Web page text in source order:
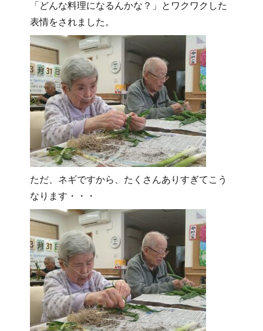
「どんな料理になるんかな？」とワクワクした
表情をされました。
ただ、ネギですから、たくさんありすぎてこう
なります・・・